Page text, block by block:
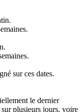
sur ces dates.
le dernier
plusieurs jours, voire